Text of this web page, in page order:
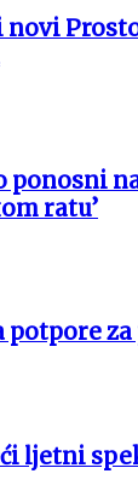
novi
ponosni
ratu’
potpore
ljetni